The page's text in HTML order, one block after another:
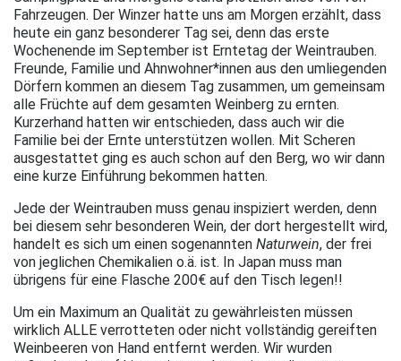
Fahrzeugen. Der Winzer hatte uns am Morgen erzählt, dass
heute ein ganz besonderer Tag sei, denn das erste
Wochenende im September ist Erntetag der Weintrauben.
Freunde, Familie und Ahnwohner*innen aus den umliegenden
Dörfern kommen an diesem Tag zusammen, um gemeinsam
alle Früchte auf dem gesamten Weinberg zu ernten.
Kurzerhand hatten wir entschieden, dass auch wir die
Familie bei der Ernte unterstützen wollen. Mit Scheren
ausgestattet ging es auch schon auf den Berg, wo wir dann
eine kurze Einführung bekommen hatten.
Jede der Weintrauben muss genau inspiziert werden, denn
bei diesem sehr besonderen Wein, der dort hergestellt wird,
handelt es sich um einen sogenannten Naturwein, der frei
von jeglichen Chemikalien o.ä. ist. In Japan muss man
übrigens für eine Flasche 200€ auf den Tisch legen!!
Um ein Maximum an Qualität zu gewährleisten müssen
wirklich ALLE verrotteten oder nicht vollständig gereiften
Weinbeeren von Hand entfernt werden. Wir wurden